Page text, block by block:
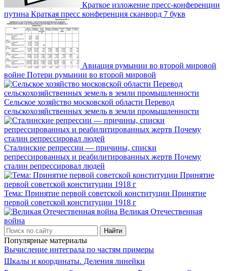
Краткое изложение пресс-конференции
путина Краткая пресс конференция сканворд 7 букв
Авиация румынии во второй мировой
войне Потери румынии во второй мировой
Сельское хозяйство московской области Перевод
сельскохозяйственных земель в земли промышленности
Сталинские репрессии — причины, списки
репрессированных и реабилитированных жертв Почему
сталин репрессировал людей
Тема: Принятие первой советской конституции Принятие
первой советской конституции 1918 г
Великая Отечественная
война
Популярные материалы
Вычисление интеграла по частям примеры
Шкалы и координаты. Деления линейки